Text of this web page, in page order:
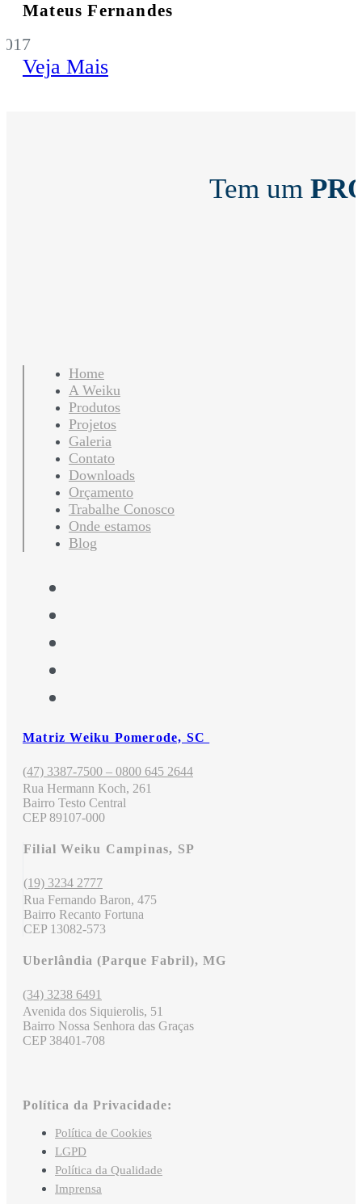
Mateus Fernandes
Veja Mais
Tem um
Home
A Weiku
Produtos
Projetos
Galeria
Contato
Downloads
Orçamento
Trabalhe Conosco
Onde estamos
Blog
Matriz Weiku Pomerode, SC
(47) 3387-7500 – 0800 645 2644
Rua Hermann Koch, 261
Bairro Testo Central
CEP 89107-000
Filial Weiku Campinas, SP
(19) 3234 2777
Rua Fernando Baron, 475
Bairro Recanto Fortuna
CEP 13082-573
Uberlândia (Parque Fabril), MG
(34) 3238 6491
Avenida dos Siquierolis, 51
Bairro Nossa Senhora das Graças
CEP 38401-708
Política da Privacidade:
Política de Cookies
LGPD
Política da Qualidade
Imprensa